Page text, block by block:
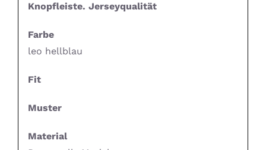
Knopfleiste. Jerseyqualität
Farbe
leo hellblau
Fit
Muster
Material